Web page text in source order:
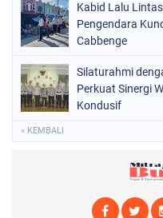
Kabid Lalu
Pengendara
Cabbenge
Silaturahmi
Perkuat Sinergi
Kondusif
« KEMBALI